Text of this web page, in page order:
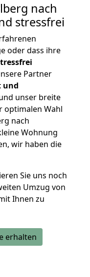
nach
stressfrei
oder dass ihre
Partner
und
unser breite
optimalen Wahl
nach
Wohnung
wir haben die
Sie uns noch
Umzug von
Ihnen zu
erhalten